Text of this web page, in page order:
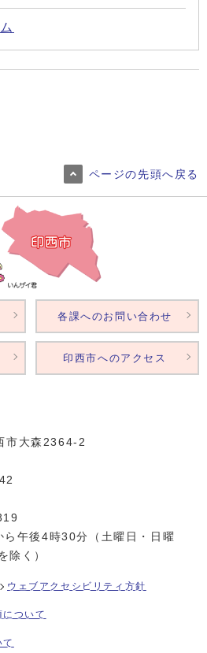
ページの先頭へ戻る
大森2364‐2
午後4時30分（土曜日・日曜
除く）
ウェブアクセシビリティ方針
ついて
各課へのお問い合わせ
印西市へのアクセス